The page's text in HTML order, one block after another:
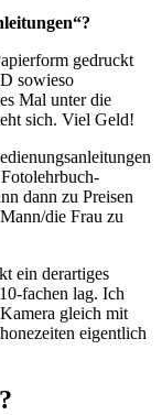
gedruckt
sowieso
Mal unter die
sich. Viel Geld!
dann zu Preisen
die Frau zu
ein derartiges
fachen lag. Ich
gleich mit
eigentlich